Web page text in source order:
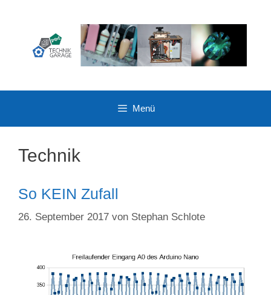
Menü
Technik
So KEIN Zufall
26. September 2017 von Stephan Schlote